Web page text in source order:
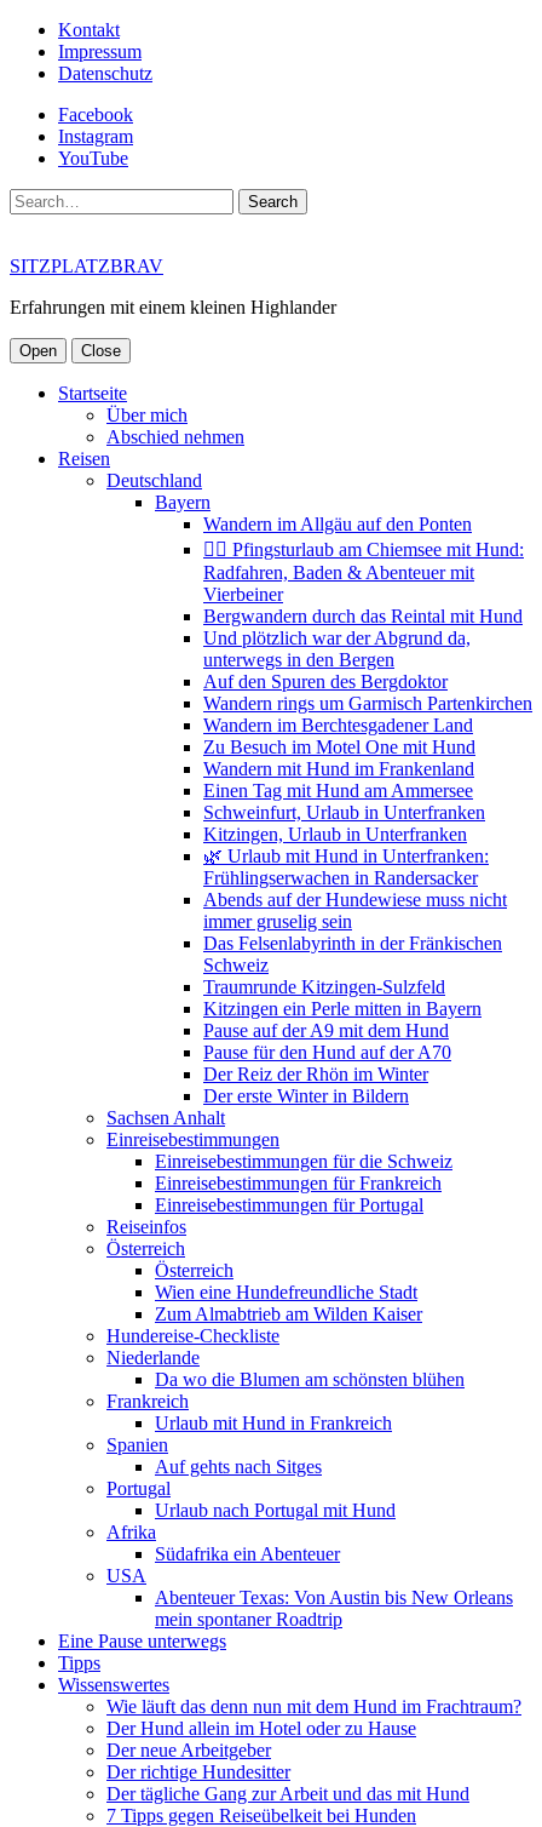
Kontakt
Impressum
Datenschutz
Facebook
Instagram
YouTube
Search
SITZPLATZBRAV
Erfahrungen mit einem kleinen Highlander
Open Close
Startseite
Über mich
Abschied nehmen
Reisen
Deutschland
Bayern
Wandern im Allgäu auf den Ponten
🚴‍♀️ Pfingsturlaub am Chiemsee mit Hund:
Radfahren, Baden & Abenteuer mit
Vierbeiner
Bergwandern durch das Reintal mit Hund
Und plötzlich war der Abgrund da,
unterwegs in den Bergen
Auf den Spuren des Bergdoktor
Wandern rings um Garmisch Partenkirchen
Wandern im Berchtesgadener Land
Zu Besuch im Motel One mit Hund
Wandern mit Hund im Frankenland
Einen Tag mit Hund am Ammersee
Schweinfurt, Urlaub in Unterfranken
Kitzingen, Urlaub in Unterfranken
🌿 Urlaub mit Hund in Unterfranken:
Frühlingserwachen in Randersacker
Abends auf der Hundewiese muss nicht
immer gruselig sein
Das Felsenlabyrinth in der Fränkischen
Schweiz
Traumrunde Kitzingen-Sulzfeld
Kitzingen ein Perle mitten in Bayern
Pause auf der A9 mit dem Hund
Pause für den Hund auf der A70
Der Reiz der Rhön im Winter
Der erste Winter in Bildern
Sachsen Anhalt
Einreisebestimmungen
Einreisebestimmungen für die Schweiz
Einreisebestimmungen für Frankreich
Einreisebestimmungen für Portugal
Reiseinfos
Österreich
Österreich
Wien eine Hundefreundliche Stadt
Zum Almabtrieb am Wilden Kaiser
Hundereise-Checkliste
Niederlande
Da wo die Blumen am schönsten blühen
Frankreich
Urlaub mit Hund in Frankreich
Spanien
Auf gehts nach Sitges
Portugal
Urlaub nach Portugal mit Hund
Afrika
Südafrika ein Abenteuer
USA
Abenteuer Texas: Von Austin bis New Orleans
mein spontaner Roadtrip
Eine Pause unterwegs
Tipps
Wissenswertes
Wie läuft das denn nun mit dem Hund im Frachtraum?
Der Hund allein im Hotel oder zu Hause
Der neue Arbeitgeber
Der richtige Hundesitter
Der tägliche Gang zur Arbeit und das mit Hund
7 Tipps gegen Reiseübelkeit bei Hunden